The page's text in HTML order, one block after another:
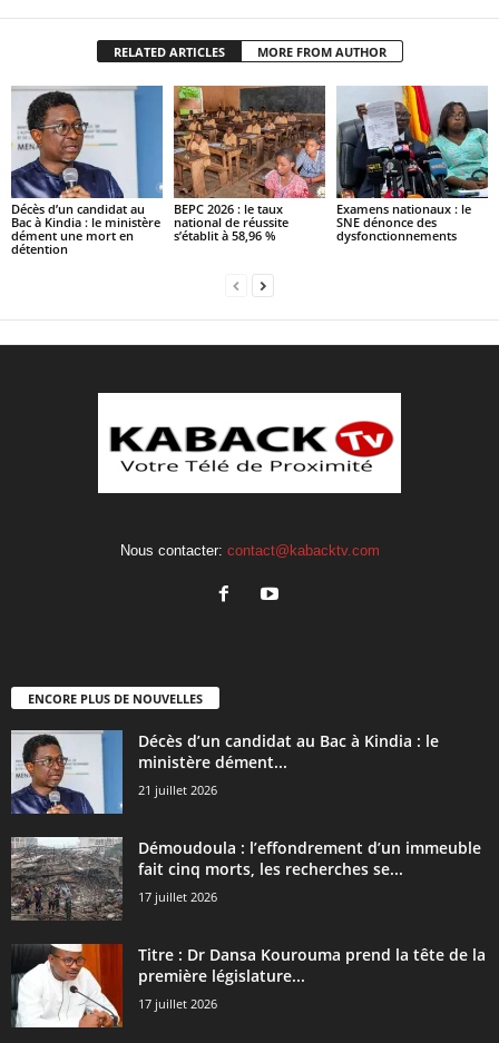
RELATED ARTICLES MORE FROM AUTHOR
Décès d’un candidat au
Bac à Kindia : le ministère
dément une mort en
détention
BEPC 2026 : le taux
national de réussite
s’établit à 58,96 %
Examens nationaux : le
SNE dénonce des
dysfonctionnements
Nous contacter: contact@kabacktv.com
ENCORE PLUS DE NOUVELLES
Décès d’un candidat au Bac à Kindia : le
ministère dément...
21 juillet 2026
Démoudoula : l’effondrement d’un immeuble
fait cinq morts, les recherches se...
17 juillet 2026
Titre : Dr Dansa Kourouma prend la tête de la
première législature...
17 juillet 2026